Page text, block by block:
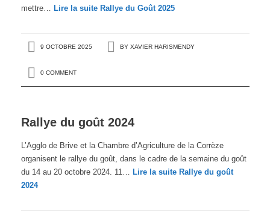
mettre… Lire la suiteRallye du Goût 2025
9 OCTOBRE 2025 BY XAVIER HARISMENDY
0 COMMENT
Rallye du goût 2024
L’Agglo de Brive et la Chambre d’Agriculture de la Corrèze
organisent le rallye du goût, dans le cadre de la semaine du goût
du 14 au 20 octobre 2024. 11… Lire la suiteRallye du goût
2024